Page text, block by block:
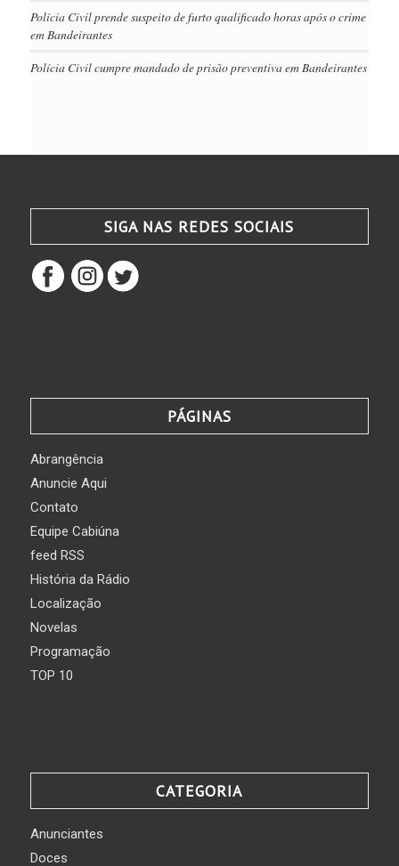
Polícia Civil prende suspeito de furto qualificado horas após o crime
em Bandeirantes
Polícia Civil cumpre mandado de prisão preventiva em Bandeirantes
SIGA NAS REDES SOCIAIS
PÁGINAS
Abrangência
Anuncie Aqui
Contato
Equipe Cabiúna
feed RSS
História da Rádio
Localização
Novelas
Programação
TOP 10
CATEGORIA
Anunciantes
Doces